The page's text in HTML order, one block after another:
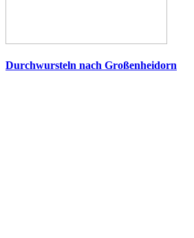
Durchwursteln nach Großenheidorn